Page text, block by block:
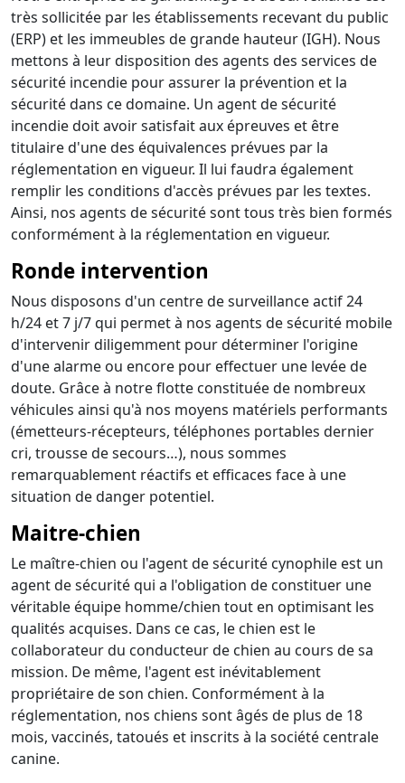
très sollicitée par les établissements recevant du public
(ERP) et les immeubles de grande hauteur (IGH). Nous
mettons à leur disposition des agents des services de
sécurité incendie pour assurer la prévention et la
sécurité dans ce domaine. Un agent de sécurité
incendie doit avoir satisfait aux épreuves et être
titulaire d'une des équivalences prévues par la
réglementation en vigueur. Il lui faudra également
remplir les conditions d'accès prévues par les textes.
Ainsi, nos agents de sécurité sont tous très bien formés
conformément à la réglementation en vigueur.
Ronde intervention
Nous disposons d'un centre de surveillance actif 24
h/24 et 7 j/7 qui permet à nos agents de sécurité mobile
d'intervenir diligemment pour déterminer l'origine
d'une alarme ou encore pour effectuer une levée de
doute. Grâce à notre flotte constituée de nombreux
véhicules ainsi qu'à nos moyens matériels performants
(émetteurs-récepteurs, téléphones portables dernier
cri, trousse de secours…), nous sommes
remarquablement réactifs et efficaces face à une
situation de danger potentiel.
Maitre-chien
Le maître-chien ou l'agent de sécurité cynophile est un
agent de sécurité qui a l'obligation de constituer une
véritable équipe homme/chien tout en optimisant les
qualités acquises. Dans ce cas, le chien est le
collaborateur du conducteur de chien au cours de sa
mission. De même, l'agent est inévitablement
propriétaire de son chien. Conformément à la
réglementation, nos chiens sont âgés de plus de 18
mois, vaccinés, tatoués et inscrits à la société centrale
canine.